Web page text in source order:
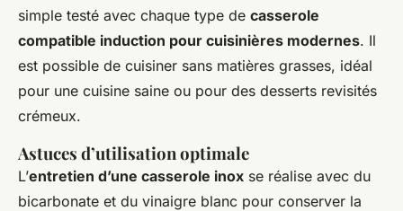
simple testé avec chaque type de casserole
compatible induction pour cuisinières modernes. Il
est possible de cuisiner sans matières grasses, idéal
pour une cuisine saine ou pour des desserts revisités
crémeux.
Astuces d’utilisation optimale
L’entretien d’une casserole inox se réalise avec du
bicarbonate et du vinaigre blanc pour conserver la